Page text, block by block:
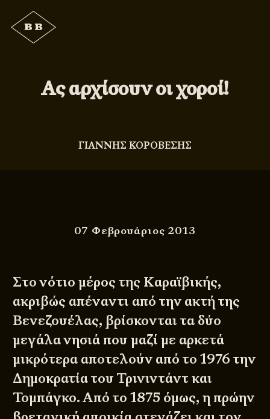
Ας αρχίσουν οι χοροί!
ΓΙΑΝΝΗΣ ΚΟΡΟΒΕΣΗΣ
07 Φεβρουάριος 2013
Στο νότιο μέρος της Καραϊβικής,
ακριβώς απέναντι από την ακτή της
Βενεζουέλας, βρίσκονται τα δύο
μεγάλα νησιά που μαζί με αρκετά
μικρότερα αποτελούν από το 1976 την
Δημοκρατία του Τρινιντάντ και
Τομπάγκο. Από το 1875 όμως, η πρώην